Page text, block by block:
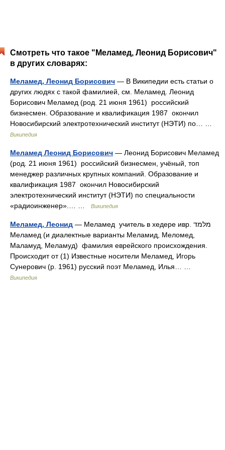
Смотреть что такое "Меламед, Леонид Борисович"
в других словарях:
Меламед, Леонид Борисович — В Википедии есть статьи о
других людях с такой фамилией, см. Меламед. Леонид
Борисович Меламед (род. 21 июня 1961) российский
бизнесмен. Образование и квалификация 1987 окончил
Новосибирский электротехнический институт (НЭТИ) по… …
Википедия
Меламед Леонид Борисович — Леонид Борисович Меламед
(род. 21 июня 1961) российский бизнесмен, учёный, топ
менеджер различных крупных компаний. Образование и
квалификация 1987 окончил Новосибирский
электротехнический институт (НЭТИ) по специальности
«радиоинженер».… …
Википедия
Меламед, Леонид — Меламед учитель в хедере ивр. מלמד‎
Меламед (и диалектные варианты Меламид, Меломед,
Маламуд, Меламуд) фамилия еврейского происхождения.
Происходит от (1) Известные носители Меламед, Игорь
Сунерович (р. 1961) русский поэт Меламед, Илья… …
Википедия